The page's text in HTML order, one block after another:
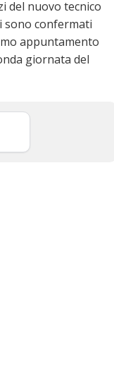
del nuovo tecnico
sono confermati
appuntamento
giornata del